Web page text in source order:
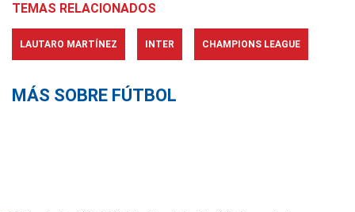
TEMAS RELACIONADOS
LAUTARO MARTÍNEZ INTER CHAMPIONS LEAGUE
MÁS SOBRE FÚTBOL